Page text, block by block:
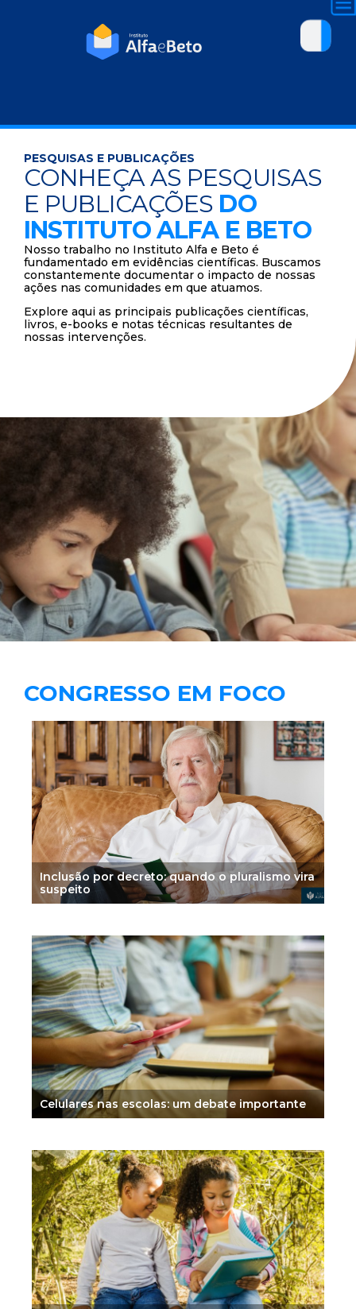
PESQUISAS E PUBLICAÇÕES
CONHEÇA AS PESQUISAS
E PUBLICAÇÕES DO
INSTITUTO ALFA E BETO
Nosso trabalho no Instituto Alfa e Beto é
fundamentado em evidências científicas. Buscamos
constantemente documentar o impacto de nossas
ações nas comunidades em que atuamos.
Explore aqui as principais publicações científicas,
livros, e-books e notas técnicas resultantes de
nossas intervenções.
CONGRESSO EM FOCO
Inclusão por decreto: quando o pluralismo vira
suspeito
Celulares nas escolas: um debate importante